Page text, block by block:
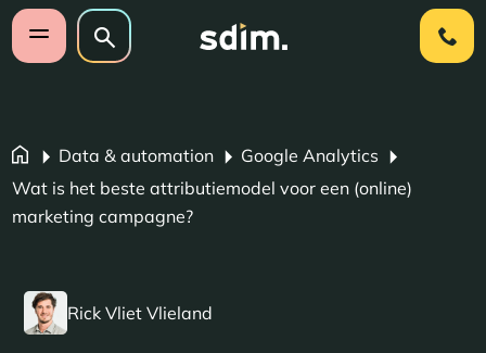
Navigatie overslaan
Open mobiel menu
Zoeken op website
Zoeken
Data & automation
Google Analytics
Wat is het beste attributiemodel voor een (online)
marketing campagne?
Rick Vliet Vlieland